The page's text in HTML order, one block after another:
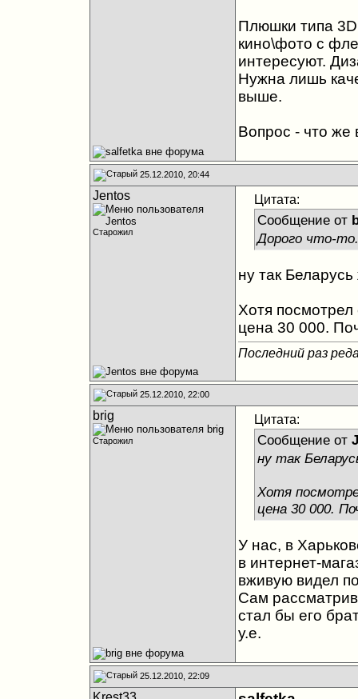
Плюшки типа
кино\фото с
интересуют.
Нужна лишь
выше.
Вопрос - что же
25.12.2010, 20:44
Jentos
Старожил
Цитата:
Сообщение от
Дорого что-
ну так
Хотя
цена 30 000.
Последний раз
25.12.2010, 22:00
brig
Старожил
Цитата:
Сообщение от
ну так
Хотя
цена 30 000.
У нас, в
в интернет-
вживую видел
Сам
стал бы его
у.е.
25.12.2010, 22:09